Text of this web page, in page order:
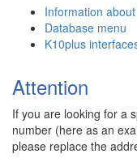
Information
Database menu
K10plus
Attention
If you are looking for a
number (here as an
please replace the